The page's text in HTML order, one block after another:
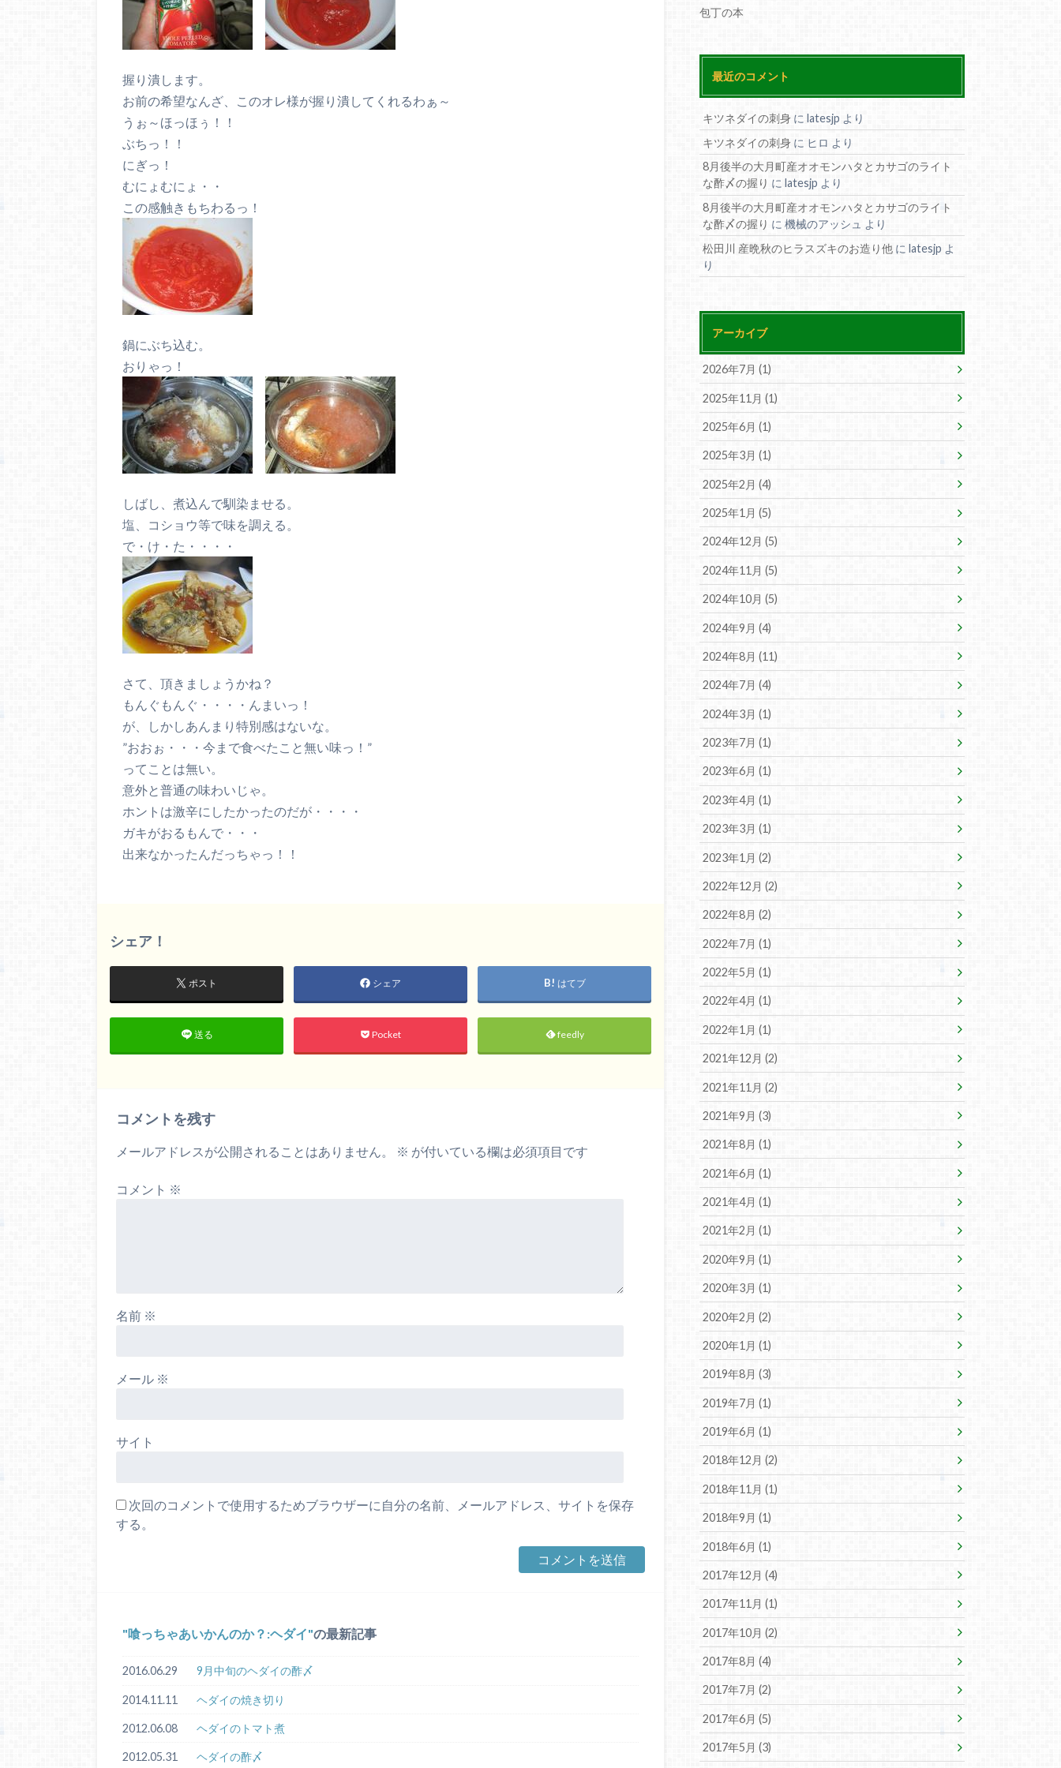
握り潰します。
お前の希望なんざ、このオレ様が握り潰してくれるわぁ～
うぉ～ほっほぅ！！
ぶちっ！！
にぎっ！
むにょむにょ・・
この感触きもちわるっ！
鍋にぶち込む。
おりゃっ！
しばし、煮込んで馴染ませる。
塩、コショウ等で味を調える。
で・け・た・・・・
さて、頂きましょうかね？
もんぐもんぐ・・・・んまいっ！
が、しかしあんまり特別感はないな。
”おおぉ・・・今まで食べたこと無い味っ！”
ってことは無い。
意外と普通の味わいじゃ。
ホントは激辛にしたかったのだが・・・・
ガキがおるもんで・・・
出来なかったんだっちゃっ！！
シェア！
ポスト シェア はてブ
送る Pocket feedly
コメントを残す
メールアドレスが公開されることはありません。 ※ が付いている欄は必須項目です
コメント ※
名前 ※
メール ※
サイト
次回のコメントで使用するためブラウザーに自分の名前、メールアドレス、サイトを保存
する。
喰っちゃあいかんのか？:ヘダイ の最新記事
2016.06.29 9月中旬のヘダイの酢〆
2014.11.11 ヘダイの焼き切り
2012.06.08 ヘダイのトマト煮
2012.05.31 ヘダイの酢〆
包丁の本
最近のコメント
キツネダイの刺身 にlatesjp より
キツネダイの刺身 に ヒロ より
8月後半の大月町産オオモンハタとカサゴのライト
な酢〆の握り にlatesjp より
8月後半の大月町産オオモンハタとカサゴのライト
な酢〆の握り に機械のアッシュ より
松田川 産晩秋のヒラスズキのお造り他 にlatesjp よ
り
アーカイブ
2026年7月 (1)
2025年11月 (1)
2025年6月 (1)
2025年3月 (1)
2025年2月 (4)
2025年1月 (5)
2024年12月 (5)
2024年11月 (5)
2024年10月 (5)
2024年9月 (4)
2024年8月 (11)
2024年7月 (4)
2024年3月 (1)
2023年7月 (1)
2023年6月 (1)
2023年4月 (1)
2023年3月 (1)
2023年1月 (2)
2022年12月 (2)
2022年8月 (2)
2022年7月 (1)
2022年5月 (1)
2022年4月 (1)
2022年1月 (1)
2021年12月 (2)
2021年11月 (2)
2021年9月 (3)
2021年8月 (1)
2021年6月 (1)
2021年4月 (1)
2021年2月 (1)
2020年9月 (1)
2020年3月 (1)
2020年2月 (2)
2020年1月 (1)
2019年8月 (3)
2019年7月 (1)
2019年6月 (1)
2018年12月 (2)
2018年11月 (1)
2018年9月 (1)
2018年6月 (1)
2017年12月 (4)
2017年11月 (1)
2017年10月 (2)
2017年8月 (4)
2017年7月 (2)
2017年6月 (5)
2017年5月 (3)